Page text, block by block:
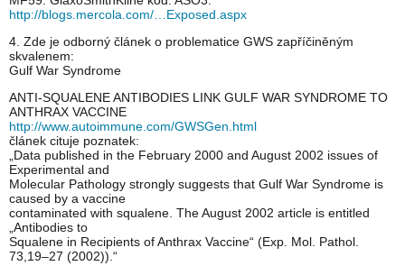
http://blogs.mercola.com/…Exposed.aspx
4. Zde je odborný článek o problematice GWS zapříčiněným
skvalenem:
Gulf War Syndrome
ANTI-SQUALENE ANTIBODIES LINK GULF WAR SYNDROME TO
ANTHRAX VACCINE
http://www.autoimmune.com/GWSGen.html
článek cituje poznatek:
„Data published in the February 2000 and August 2002 issues of
Experimental and
Molecular Pathology strongly suggests that Gulf War Syndrome is
caused by a vaccine
contaminated with squalene. The August 2002 article is entitled
„Antibodies to
Squalene in Recipients of Anthrax Vaccine“ (Exp. Mol. Pathol.
73,19–27 (2002)).“